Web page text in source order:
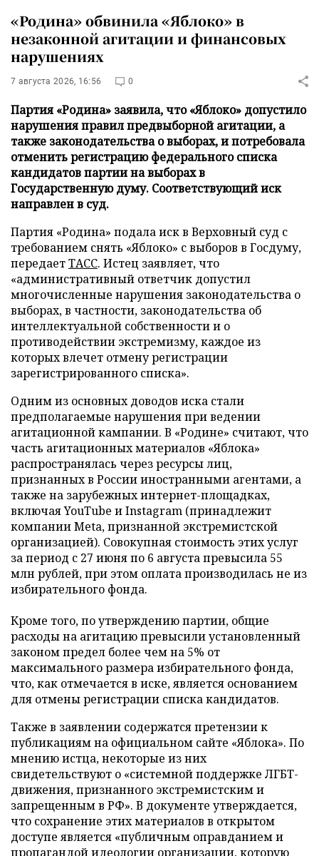
«Родина» обвинила «Яблоко» в
незаконной агитации и финансовых
нарушениях
7 августа 2026, 16:56 0
Партия «Родина» заявила, что «Яблоко» допустило
нарушения правил предвыборной агитации, а
также законодательства о выборах, и потребовала
отменить регистрацию федерального списка
кандидатов партии на выборах в
Государственную думу. Соответствующий иск
направлен в суд.
Партия «Родина» подала иск в Верховный суд с
требованием снять «Яблоко» с выборов в Госдуму,
передаетТАСС. Истец заявляет, что
«административный ответчик допустил
многочисленные нарушения законодательства о
выборах, в частности, законодательства об
интеллектуальной собственности и о
противодействии экстремизму, каждое из
которых влечет отмену регистрации
зарегистрированного списка».
Одним из основных доводов иска стали
предполагаемые нарушения при ведении
агитационной кампании. В «Родине» считают, что
часть агитационных материалов «Яблока»
распространялась через ресурсы лиц,
признанных в России иностранными агентами, а
также на зарубежных интернет-площадках,
включая YouTube и Instagram (принадлежит
компании Meta, признанной экстремистской
организацией). Совокупная стоимость этих услуг
за период с 27 июня по 6 августа превысила 55
млн рублей, при этом оплата производилась не из
избирательного фонда.
Кроме того, по утверждению партии, общие
расходы на агитацию превысили установленный
законом предел более чем на 5% от
максимального размера избирательного фонда,
что, как отмечается в иске, является основанием
для отмены регистрации списка кандидатов.
Также в заявлении содержатся претензии к
публикациям на официальном сайте «Яблока». По
мнению истца, некоторые из них
свидетельствуют о «системной поддержке ЛГБТ-
движения, признанного экстремистским и
запрещенным в РФ». В документе утверждается,
что сохранение этих материалов в открытом
доступе является «публичным оправданием и
пропагандой идеологии организации, которую